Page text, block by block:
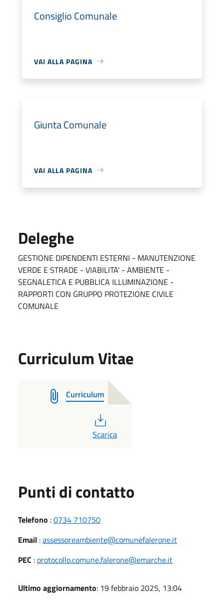
Consiglio Comunale
VAI ALLA PAGINA
Giunta Comunale
VAI ALLA PAGINA
Deleghe
GESTIONE DIPENDENTI ESTERNI - MANUTENZIONE
VERDE E STRADE - VIABILITA' - AMBIENTE -
SEGNALETICA E PUBBLICA ILLUMINAZIONE -
RAPPORTI CON GRUPPO PROTEZIONE CIVILE
COMUNALE
Curriculum Vitae
Curriculum
PDF
Scarica
Punti di contatto
Telefono :0734 710750
Email :assessoreambiente@comunefalerone.it
PEC : protocollo.comune.falerone@emarche.it
Ultimo aggiornamento: 19 febbraio 2025, 13:04